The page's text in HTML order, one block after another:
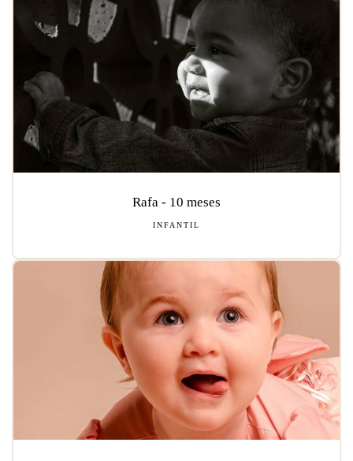
Rafa - 10 meses
INFANTIL